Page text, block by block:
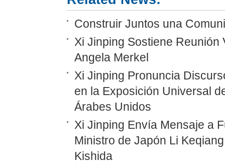
Construir Juntos una
Xi Jinping Sostiene Reunión
Angela Merkel
Xi Jinping Pronuncia
en la Exposición Universal
Árabes Unidos
Xi Jinping Envía Mensaje a
Ministro de Japón Li
Kishida